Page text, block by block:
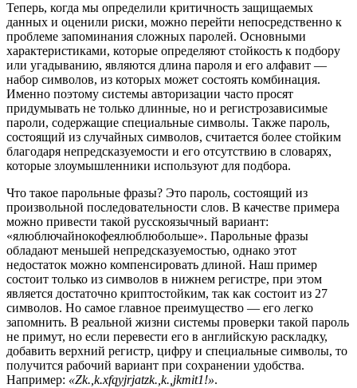
Теперь, когда мы определили критичность защищаемых
данных и оценили риски, можно перейти непосредственно к
проблеме запоминания сложных паролей. Основными
характеристиками, которые определяют стойкость к подбору
или угадыванию, являются длина пароля и его алфавит —
набор символов, из которых может состоять комбинация.
Именно поэтому системы авторизации часто просят
придумывать не только длинные, но и регистрозависимые
пароли, содержащие специальные символы. Также пароль,
состоящий из случайных символов, считается более стойким
благодаря непредсказуемости и его отсутствию в словарях,
которые злоумышленники используют для подбора.
Что такое парольные фразы? Это пароль, состоящий из
произвольной последовательности слов. В качестве примера
можно привести такой русскоязычный вариант:
«ялюблючайнокофеялюблюбольше». Парольные фразы
обладают меньшей непредсказуемостью, однако этот
недостаток можно компенсировать длиной. Наш пример
состоит только из символов в нижнем регистре, при этом
является достаточно криптостойким, так как состоит из 27
символов. Но самое главное преимущество — его легко
запомнить. В реальной жизни системы проверки такой пароль
не примут, но если перевести его в английскую раскладку,
добавить верхний регистр, цифру и специальные символы, то
получится рабочий вариант при сохранении удобства.
Например: «Zk.,k.xfqyjrjatzk.,k.,jkmit1!».